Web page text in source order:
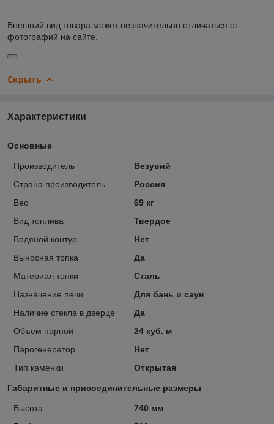
Внешний вид товара может незначительно отличаться от
фотографий на сайте.
Скрыть
Характеристики
Основные
Производитель
Везувий
Страна производитель
Россия
Вес
69 кг
Вид топлива
Твердое
Водяной контур
Нет
Выносная топка
Да
Материал топки
Сталь
Назначение печи
Для бань и саун
Наличие стекла в дверце
Да
Объем парной
24 куб. м
Парогенератор
Нет
Тип каменки
Открытая
Габаритные и присоединительные размеры
Высота
740 мм